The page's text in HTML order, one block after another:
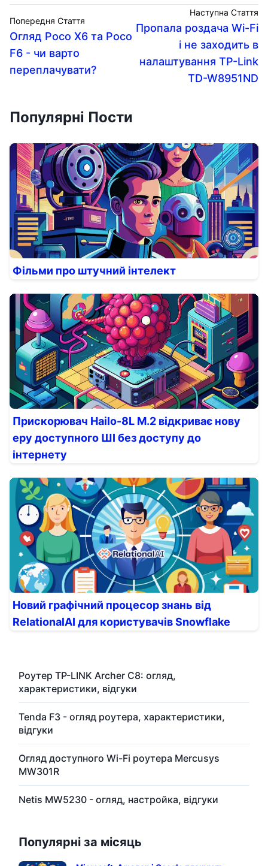
Попередня Стаття
Огляд Poco X6 та Poco
F6 - чи варто
переплачувати?
Наступна Стаття
Пропала роздача Wi-Fi
і не заходить в
налаштування TP-Link
TD-W8951ND
Популярні Пости
Фільми про штучний інтелект
Прискорювач Hailo-8L M.2 відкриває нову
еру доступного ШІ без доступу до
інтернету
Новий графічний процесор знань від
RelationalAI для користувачів Snowflake
Роутер TP-LINK Archer C8: огляд,
характеристики, відгуки
Tenda F3 - огляд роутера, характеристики,
відгуки
Огляд доступного Wi-Fi роутера Mercusys
MW301R
Netis MW5230 - огляд, настройка, відгуки
Популярні за місяць